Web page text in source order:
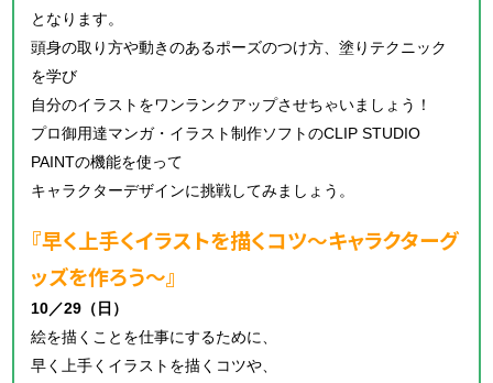
となります。
頭身の取り方や動きのあるポーズのつけ方、塗りテクニック
を学び
自分のイラストをワンランクアップさせちゃいましょう！
プロ御用達マンガ・イラスト制作ソフトのCLIP STUDIO
PAINTの機能を使って
キャラクターデザインに挑戦してみましょう。
『早く上手くイラストを描くコツ～キャラクターグ
ッズを作ろう～』
10／29（日）
絵を描くことを仕事にするために、
早く上手くイラストを描くコツや、